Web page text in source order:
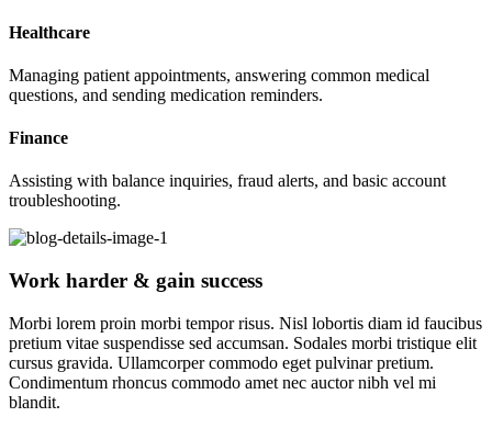
Healthcare
Managing patient appointments, answering common medical
questions, and sending medication reminders.
Finance
Assisting with balance inquiries, fraud alerts, and basic account
troubleshooting.
Work harder & gain success
Morbi lorem proin morbi tempor risus. Nisl lobortis diam id faucibus
pretium vitae suspendisse sed accumsan. Sodales morbi tristique elit
cursus gravida. Ullamcorper commodo eget pulvinar pretium.
Condimentum rhoncus commodo amet nec auctor nibh vel mi
blandit.